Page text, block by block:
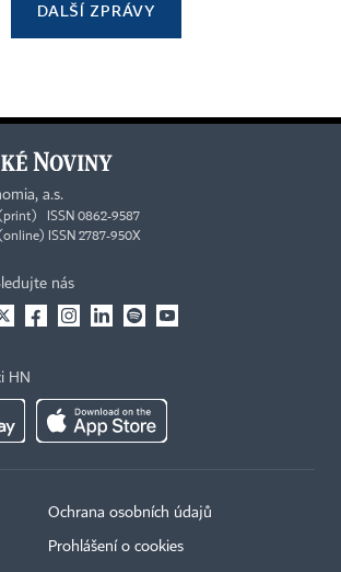
DALŠÍ ZPRÁVY
a.s.
ISSN 0862-9587
ISSN 2787-950X
nás
HN
Ochrana osobních údajů
Prohlášení o cookies